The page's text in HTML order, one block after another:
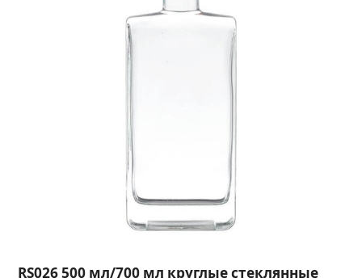
RS026 500 мл/700 мл круглые стеклянные